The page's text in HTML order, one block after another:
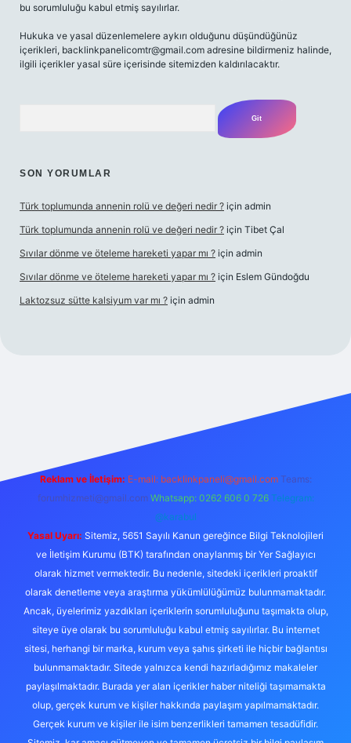
bu sorumluluğu kabul etmiş sayılırlar.
Hukuka ve yasal düzenlemelere aykırı olduğunu düşündüğünüz
içerikleri, backlinkpanelicomtr@gmail.com adresine bildirmeniz halinde,
ilgili içerikler yasal süre içerisinde sitemizden kaldırılacaktır.
SON YORUMLAR
Türk toplumunda annenin rolü ve değeri nedir ? için admin
Türk toplumunda annenin rolü ve değeri nedir ? için Tibet Çal
Sıvılar dönme ve öteleme hareketi yapar mı ? için admin
Sıvılar dönme ve öteleme hareketi yapar mı ? için Eslem Gündoğdu
Laktozsuz sütte kalsiyum var mı ? için admin
Reklam ve İletişim: E-mail: backlinkpaneli@gmail.com Teams:
forumhizmeti@gmail.com Whatsapp: 0262 606 0 726 Telegram:
@karabul
Yasal Uyarı: Sitemiz, 5651 Sayılı Kanun gereğince Bilgi Teknolojileri
ve İletişim Kurumu (BTK) tarafından onaylanmış bir Yer Sağlayıcı
olarak hizmet vermektedir. Bu nedenle, sitedeki içerikleri proaktif
olarak denetleme veya araştırma yükümlülüğümüz bulunmamaktadır.
Ancak, üyelerimiz yazdıkları içeriklerin sorumluluğunu taşımakta olup,
siteye üye olarak bu sorumluluğu kabul etmiş sayılırlar. Bu internet
sitesi, herhangi bir marka, kurum veya şahıs şirketi ile hiçbir bağlantısı
bulunmamaktadır. Sitede yalnızca kendi hazırladığımız makaleler
paylaşılmaktadır. Burada yer alan içerikler haber niteliği taşımamakta
olup, gerçek kurum ve kişiler hakkında paylaşım yapılmamaktadır.
Gerçek kurum ve kişiler ile isim benzerlikleri tamamen tesadüfidir.